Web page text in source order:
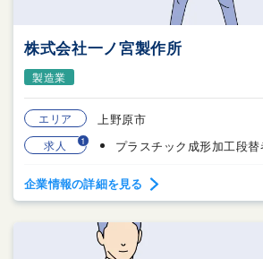
株式会社一ノ宮製作所
製造業
エリア 上野原市
求人 1 プラスチック成形加工段替
企業情報の詳細を見る